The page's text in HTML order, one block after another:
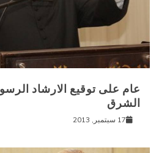
عام على توقيع الارشاد
الشرق
17 سبتمبر, 2013